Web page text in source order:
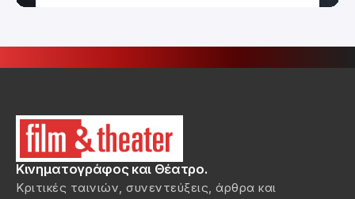
Κινηματογράφος και Θέατρο.
Κριτικές ταινιών, συνεντεύξεις, άρθρα και